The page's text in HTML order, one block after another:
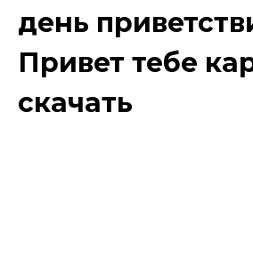
день
Привет тебе
скачать